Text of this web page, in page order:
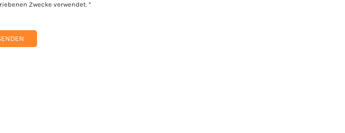
Zwecke verwendet. *